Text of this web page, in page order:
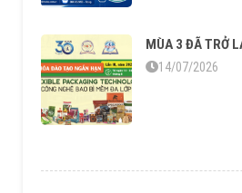
14/07/2026